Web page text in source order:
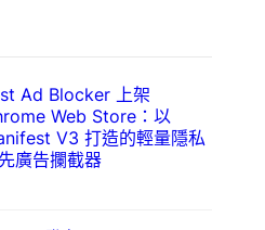
Ad Blocker 上架
Web Store：以
V3 打造的輕量隱私
廣告攔截器